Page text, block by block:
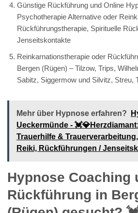
Günstige Rückführung und Online
Psychotherapie Alternative oder
Rückführungstherapie, Spirituelle
Jenseitskontakte
Reinkarnationstherapie oder
Bergen (Rügen) – Tilzow, Trips,
Sabitz, Siggermow und Silvitz, Streu,
Mehr über Hypnose erfahren?
Ueckermünde -
Trauerhilfe &
Reiki, Rückführungen /
Hypnose Coaching
Rückführung in